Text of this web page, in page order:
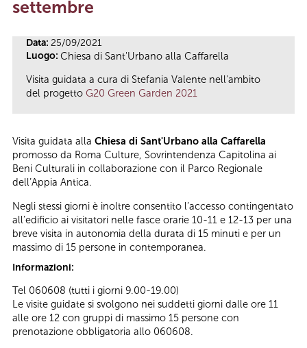
settembre
Data: 25/09/2021
Luogo: Chiesa di Sant'Urbano alla Caffarella
Visita guidata a cura di Stefania Valente nell'ambito
del progetto G20 Green Garden 2021
Visita guidata alla Chiesa di Sant'Urbano alla Caffarella
promosso da Roma Culture, Sovrintendenza Capitolina ai
Beni Culturali in collaborazione con il Parco Regionale
dell’Appia Antica.
Negli stessi giorni è inoltre consentito l’accesso contingentato
all’edificio ai visitatori nelle fasce orarie 10-11 e 12-13 per una
breve visita in autonomia della durata di 15 minuti e per un
massimo di 15 persone in contemporanea.
Informazioni:
Tel 060608 (tutti i giorni 9.00-19.00)
Le visite guidate si svolgono nei suddetti giorni dalle ore 11
alle ore 12 con gruppi di massimo 15 persone con
prenotazione obbligatoria allo 060608.